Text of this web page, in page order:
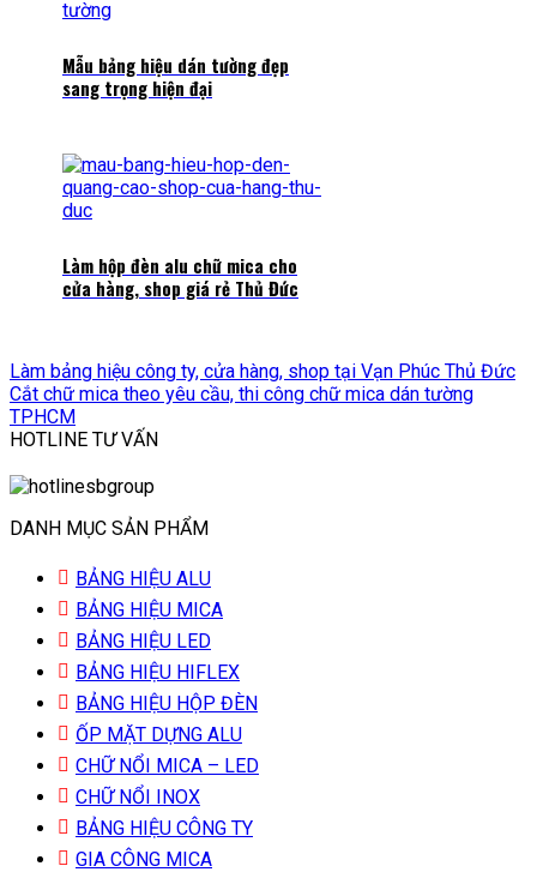
Mẫu bảng hiệu dán tường đẹp
sang trọng hiện đại
Làm hộp đèn alu chữ mica cho
cửa hàng, shop giá rẻ Thủ Đức
Làm bảng hiệu công ty, cửa hàng, shop tại Vạn Phúc Thủ Đức
Cắt chữ mica theo yêu cầu, thi công chữ mica dán tường
TPHCM
HOTLINE TƯ VẤN
DANH MỤC SẢN PHẨM
BẢNG HIỆU ALU
BẢNG HIỆU MICA
BẢNG HIỆU LED
BẢNG HIỆU HIFLEX
BẢNG HIỆU HỘP ĐÈN
ỐP MẶT DỰNG ALU
CHỮ NỔI MICA – LED
CHỮ NỔI INOX
BẢNG HIỆU CÔNG TY
GIA CÔNG MICA